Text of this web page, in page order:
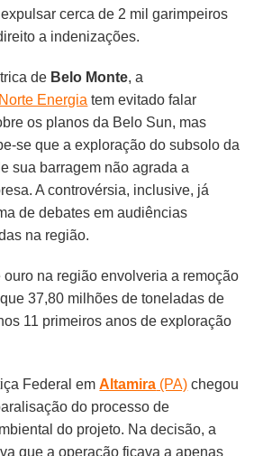
cerca de 2 mil garimpeiros
a indenizações.
de Belo Monte, a
Norte Energia tem evitado falar
os planos da Belo Sun, mas
se que a exploração do subsolo da
sua barragem não agrada a
A controvérsia, inclusive, já
de debates em audiências
na região.
ouro na região envolveria a remoção
37,80 milhões de toneladas de
11 primeiros anos de exploração
Federal emAltamira (PA) chegou
do processo de
do projeto. Na decisão, a
que a operação ficava a apenas